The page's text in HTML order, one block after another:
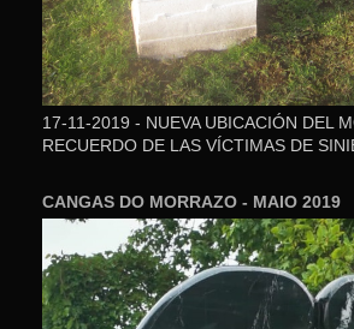
17-11-2019 - NUEVA UBICACIÓN DEL
RECUERDO DE LAS VÍCTIMAS DE
CANGAS DO MORRAZO - MAIO 2019